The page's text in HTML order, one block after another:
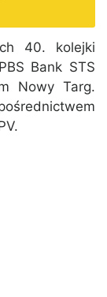
40. kolejki
Bank STS
Nowy Targ.